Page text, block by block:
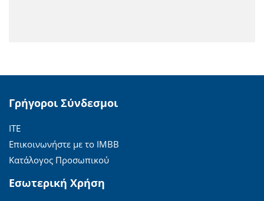
Γρήγοροι Σύνδεσμοι
ΙΤΕ
Επικοινωνήστε με το ΙΜΒΒ
Κατάλογος Προσωπικού
Εσωτερική Χρήση